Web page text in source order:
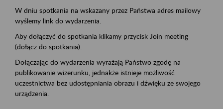
W dniu spotkania na wskazany przez Państwa adres mailowy
wyślemy link do wydarzenia.
Aby dołączyć do spotkania klikamy przycisk Join meeting
(dołącz do spotkania).
Dołączając do wydarzenia wyrażają Państwo zgodę na
publikowanie wizerunku, jednakże istnieje możliwość
uczestnictwa bez udostępniania obrazu i dźwięku ze swojego
urządzenia.